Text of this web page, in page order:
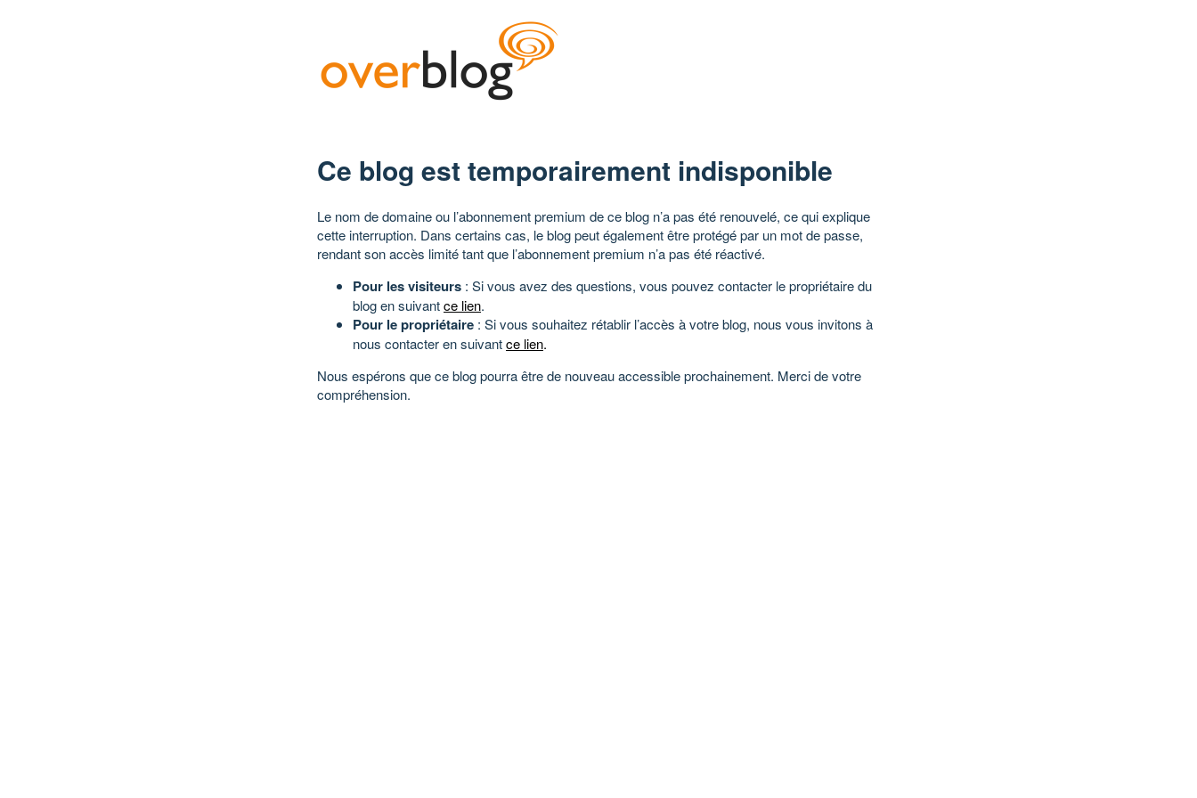
Ce blog est temporairement indisponible
Le nom de domaine ou l’abonnement premium de ce blog n’a pas été renouvelé, ce qui explique
cette interruption. Dans certains cas, le blog peut également être protégé par un mot de passe,
rendant son accès limité tant que l’abonnement premium n’a pas été réactivé.
Pour les visiteurs : Si vous avez des questions, vous pouvez contacter le propriétaire du
blog en suivantce lien.
Pour le propriétaire : Si vous souhaitez rétablir l’accès à votre blog, nous vous invitons à
nous contacter en suivantce lien.
Nous espérons que ce blog pourra être de nouveau accessible prochainement. Merci de votre
compréhension.